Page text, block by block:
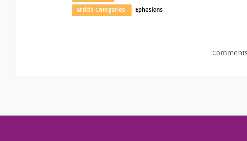
Article Categories:
Ephesiens